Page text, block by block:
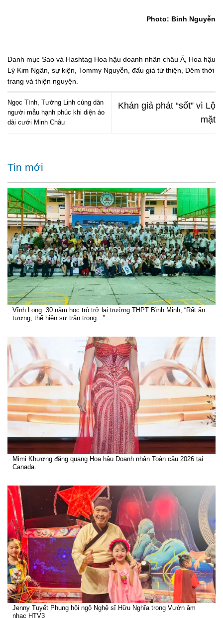
Photo: Binh Nguyễn
Danh mục Sao và Hashtag Hoa hậu doanh nhân châu Á, Hoa hậu
Lý Kim Ngân, sự kiện, Tommy Nguyễn, đấu giá từ thiện, Đêm thời
trang và thiện nguyện.
Ngọc Tình, Tường Linh cùng dàn
người mẫu hạnh phúc khi diện áo
dài cưới Minh Châu
Khán giả phát “sốt” vì Lộ
mặt
Tin mới
Vĩnh Long: 30 năm học trò trở lại trường THPT Bình Minh, “Rất ấn
tượng, thể hiện sự trân trọng…”
Mimi Khương đăng quang Hoa hậu Doanh nhân Toàn cầu 2026 tại
Canada.
Jenny Tuyết Phụng hội ngộ Nghệ sĩ Hữu Nghĩa trong Vườn âm
nhạc HTV3